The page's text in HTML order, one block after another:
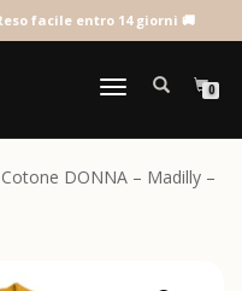
NAVIGAZIONE
0
DONNA – Madilly –